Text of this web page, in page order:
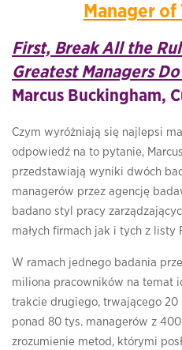
Manager
First, Break All the
Greatest Managers
Marcus Buckingham,
Czym wyróżniają się najlepsi
odpowiedź na to pytanie,
przedstawiają wyniki dwóch
managerów przez agencję
badano styl pracy
małych firmach jak i tych z listy
W ramach jednego badania
miliona pracowników na temat
trakcie drugiego, trwającego
ponad 80 tys. managerów z
zrozumienie metod, którymi